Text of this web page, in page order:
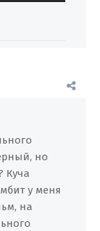
но
Куча
у меня
на